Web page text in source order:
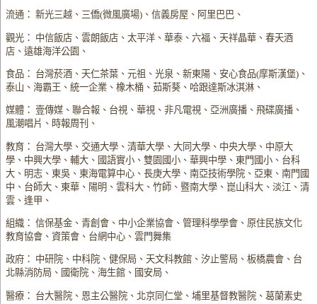
流通： 新光三越、三僑(微風廣場)、信義房屋、阿里巴巴、
觀光： 中信飯店、雲朗飯店、太平洋、華泰、六福、天祥晶華、春天酒
店、遠雄海洋公園、
食品： 台灣菸酒、天仁茶葉、元祖、光泉、新東陽、安心食品(摩斯漢堡)、
泰山、海霸王、統一企業、橡木桶、茹斯葵、哈跟達斯冰淇淋、
媒體： 壹傳媒、聯合報、台視、華視、非凡電視、亞洲廣播、飛碟廣播、
風潮唱片、時報周刊、
教育： 台灣大學、交通大學、清華大學、大同大學、中央大學、中原大
學、中興大學、輔大、國語實小、雙園國小、華興中學、東門國小、台科
大、明志、東吳、東海電算中心、長庚大學、南亞技術學院、亞東、南門國
中、台師大、東華、陽明、雲科大、竹師、暨南大學、崑山科大、淡江、清
雲、逢甲、
組織： 信保基金、青創會、中小企業協會、管理科學學會、原住民族文化
教育協會、資策會、台網中心、雲門舞集
政府： 中研院、中科院、健保局、天文科教館、汐止警局、板橋農會、台
北縣消防局、國衛院、海生館、國安局、
醫療： 台大醫院、恩主公醫院、北京同仁堂、埔里基督教醫院、葛蘭素史